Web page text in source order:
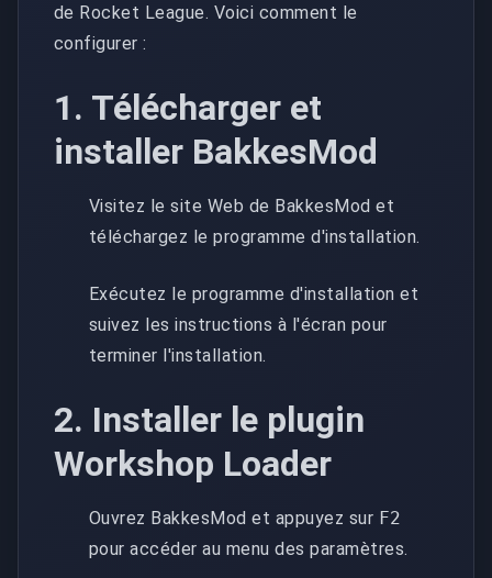
de Rocket League. Voici comment le
configurer :
1. Télécharger et
installer BakkesMod
Visitez le site Web de BakkesMod et
téléchargez le programme d'installation.
Exécutez le programme d'installation et
suivez les instructions à l'écran pour
terminer l'installation.
2. Installer le plugin
Workshop Loader
Ouvrez BakkesMod et appuyez sur F2
pour accéder au menu des paramètres.